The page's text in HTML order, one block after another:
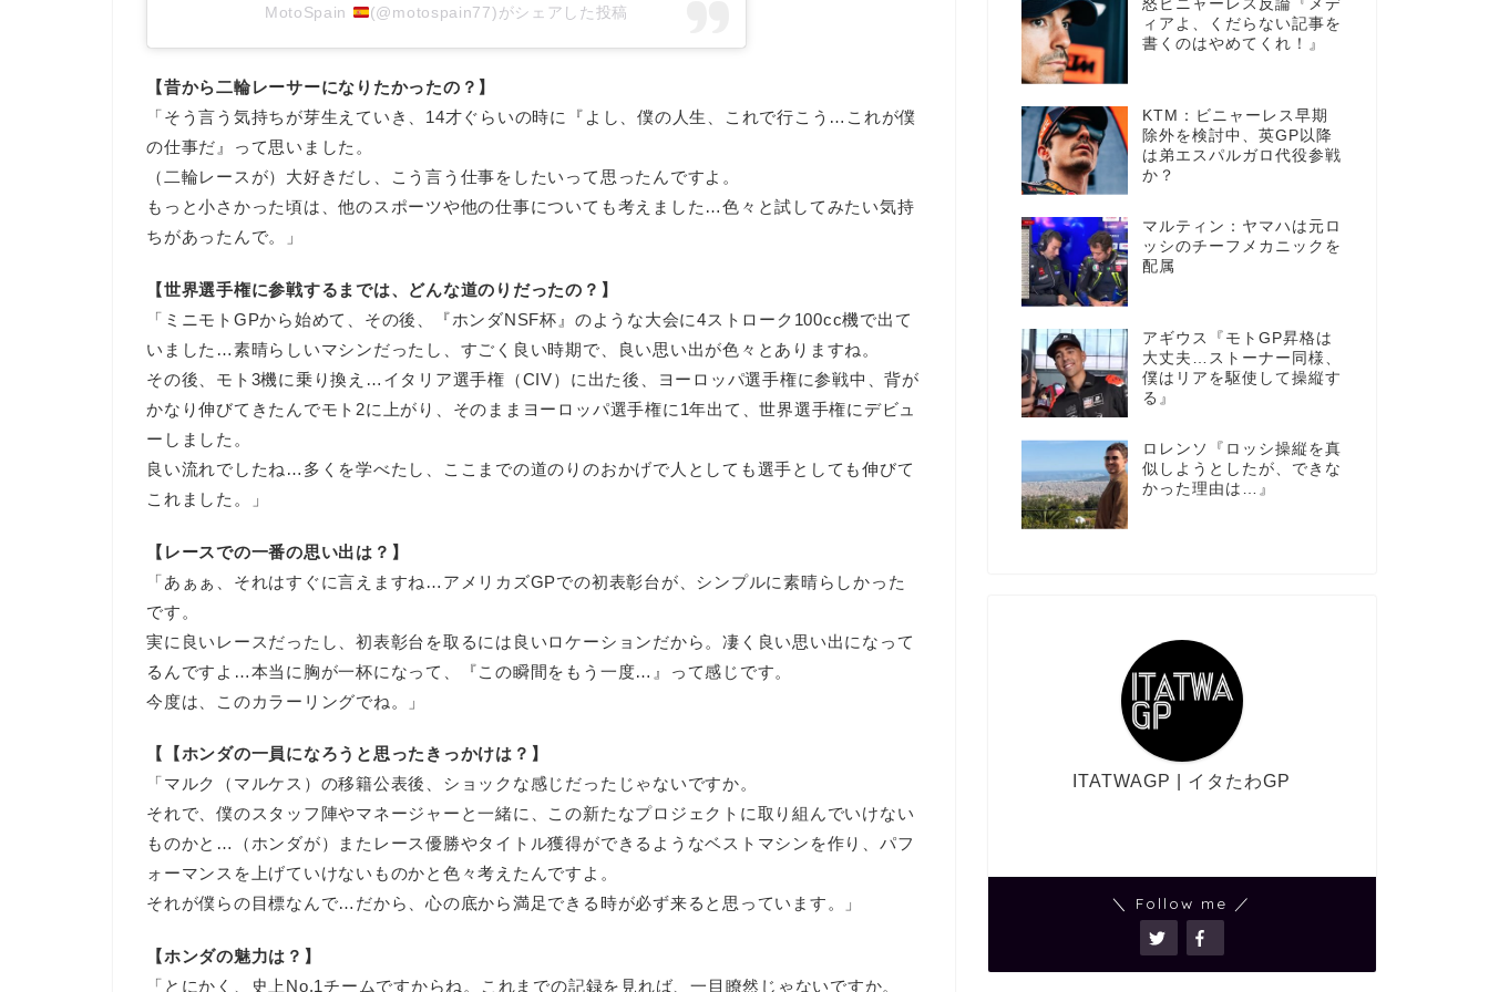
MotoSpain (@motospain77)がシェアした投稿
【昔から二輪レーサーになりたかったの？】
「そう言う気持ちが芽生えていき、14才ぐらいの時に『よし、僕の人生、これで行こう…これが僕
の仕事だ』って思いました。
（二輪レースが）大好きだし、こう言う仕事をしたいって思ったんですよ。
もっと小さかった頃は、他のスポーツや他の仕事についても考えました…色々と試してみたい気持
ちがあったんで。」
【世界選手権に参戦するまでは、どんな道のりだったの？】
「ミニモトGPから始めて、その後、『ホンダNSF杯』のような大会に4ストローク100cc機で出て
いました…素晴らしいマシンだったし、すごく良い時期で、良い思い出が色々とありますね。
その後、モト3機に乗り換え…イタリア選手権（CIV）に出た後、ヨーロッパ選手権に参戦中、背が
かなり伸びてきたんでモト2に上がり、そのままヨーロッパ選手権に1年出て、世界選手権にデビュ
ーしました。
良い流れでしたね…多くを学べたし、ここまでの道のりのおかげで人としても選手としても伸びて
これました。」
【レースでの一番の思い出は？】
「あぁぁ、それはすぐに言えますね…アメリカズGPでの初表彰台が、シンプルに素晴らしかった
です。
実に良いレースだったし、初表彰台を取るには良いロケーションだから。凄く良い思い出になって
るんですよ…本当に胸が一杯になって、『この瞬間をもう一度…』って感じです。
今度は、このカラーリングでね。」
【【ホンダの一員になろうと思ったきっかけは？】
「マルク（マルケス）の移籍公表後、ショックな感じだったじゃないですか。
それで、僕のスタッフ陣やマネージャーと一緒に、この新たなプロジェクトに取り組んでいけない
ものかと…（ホンダが）またレース優勝やタイトル獲得ができるようなベストマシンを作り、パフ
ォーマンスを上げていけないものかと色々考えたんですよ。
それが僕らの目標なんで…だから、心の底から満足できる時が必ず来ると思っています。」
【ホンダの魅力は？】
「とにかく、史上No.1チームですからね。これまでの記録を見れば、一目瞭然じゃないですか。
怒ビニャーレス反論『メデ
ィアよ、くだらない記事を
書くのはやめてくれ！』
KTM：ビニャーレス早期
除外を検討中、英GP以降
は弟エスパルガロ代役参戦
か？
マルティン：ヤマハは元ロ
ッシのチーフメカニックを
配属
アギウス『モトGP昇格は
大丈夫…ストーナー同様、
僕はリアを駆使して操縦す
る』
ロレンソ『ロッシ操縦を真
似しようとしたが、できな
かった理由は…』
ITATWAGP | イタたわGP
＼ Follow me ／